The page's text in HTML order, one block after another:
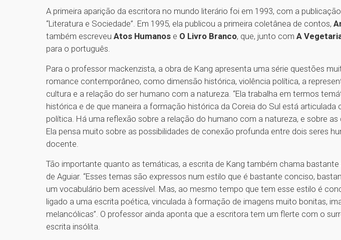
A primeira aparição da escritora no mundo literário foi em 1993, com a
“Literatura e Sociedade”. Em 1995, ela publicou a primeira coletânea de contos,
também escreveu Atos Humanos e O Livro Branco, que, junto com A
para o português.
Para o professor mackenzista, a obra de Kang apresenta uma série questões
romance contemporâneo, como dimensão histórica, violência política, a
cultura e a relação do ser humano com a natureza. “Ela trabalha em termos
histórica e de que maneira a formação histórica da Coreia do Sul está articulada
política. Há uma reflexão sobre a relação do humano com a natureza, e sobre as
Ela pensa muito sobre as possibilidades de conexão profunda entre dois seres
docente.
Tão importante quanto as temáticas, a escrita de Kang também chama
de Aguiar. “Esses temas são expressos num estilo que é bastante conciso,
um vocabulário bem acessível. Mas, ao mesmo tempo que tem esse estilo é
ligado a uma escrita poética, vinculada à formação de imagens muito bonitas,
melancólicas”. O professor ainda aponta que a escritora tem um flerte com o
escrita insólita.